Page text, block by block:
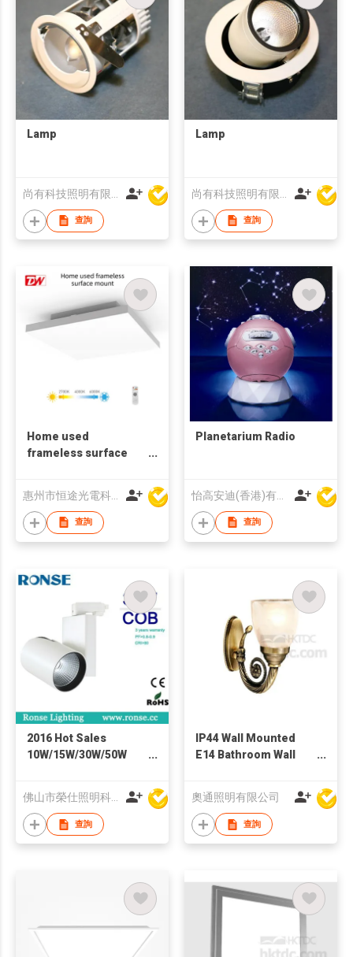
Lamp
查詢
Lamp
查詢
Home used
frameless surface
惠州市恒途光電科技有限公司
查詢
Planetarium Radio
查詢
2016 Hot Sales
10W/15W/30W/50W
佛山市榮仕照明科技有限公司
查詢
IP44 Wall Mounted
E14 Bathroom Wall
奧通照明有限公司
查詢